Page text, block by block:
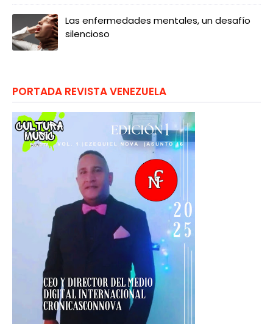
Las enfermedades mentales, un desafío
silencioso
PORTADA REVISTA VENEZUELA